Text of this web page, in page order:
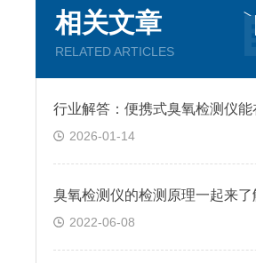
相关文章
RELATED ARTICLES
2026-01-14
2022-06-08